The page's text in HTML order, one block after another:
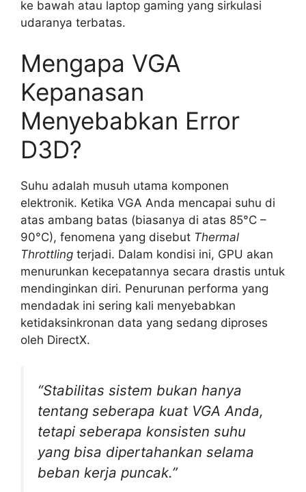
ke bawah atau laptop gaming yang sirkulasi
udaranya terbatas.
Mengapa VGA
Kepanasan
Menyebabkan Error
D3D?
Suhu adalah musuh utama komponen
elektronik. Ketika VGA Anda mencapai suhu di
atas ambang batas (biasanya di atas 85°C –
90°C), fenomena yang disebut Thermal
Throttling terjadi. Dalam kondisi ini, GPU akan
menurunkan kecepatannya secara drastis untuk
mendinginkan diri. Penurunan performa yang
mendadak ini sering kali menyebabkan
ketidaksinkronan data yang sedang diproses
oleh DirectX.
“Stabilitas sistem bukan hanya
tentang seberapa kuat VGA Anda,
tetapi seberapa konsisten suhu
yang bisa dipertahankan selama
beban kerja puncak.”